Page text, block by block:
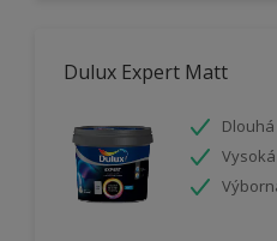
Dulux Expert Matt